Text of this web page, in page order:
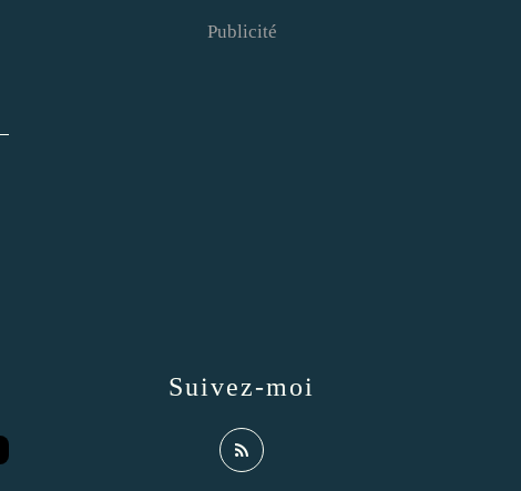
Suivez-moi
Publicité